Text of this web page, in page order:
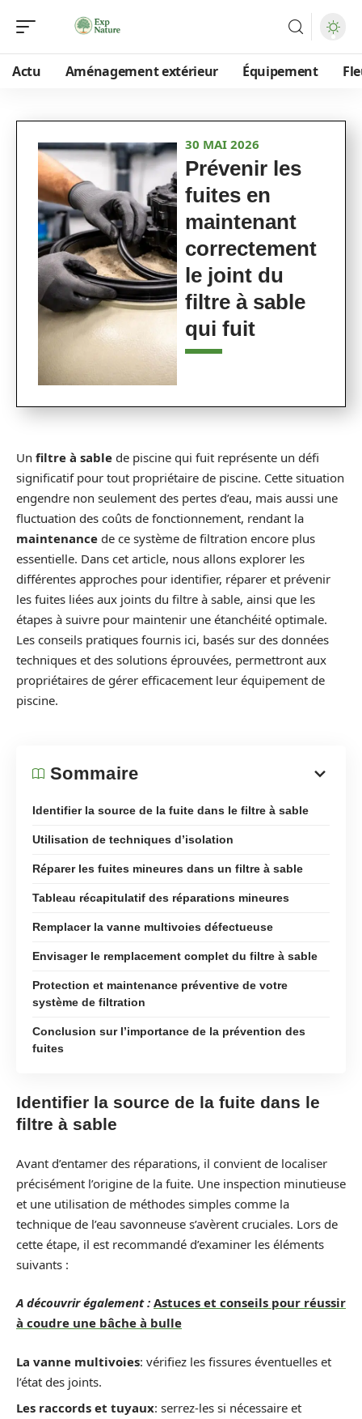
Actu Aménagement extérieur Équipement
30 MAI 2026
Prévenir les
fuites en
maintenant
correctement
le joint du
filtre à sable
qui fuit
Un filtre à sable de piscine qui fuit représente un défi
significatif pour tout propriétaire de piscine. Cette situation
engendre non seulement des pertes d’eau, mais aussi une
fluctuation des coûts de fonctionnement, rendant la
maintenance de ce système de filtration encore plus
essentielle. Dans cet article, nous allons explorer les
différentes approches pour identifier, réparer et prévenir
les fuites liées aux joints du filtre à sable, ainsi que les
étapes à suivre pour maintenir une étanchéité optimale.
Les conseils pratiques fournis ici, basés sur des données
techniques et des solutions éprouvées, permettront aux
propriétaires de gérer efficacement leur équipement de
piscine.
Sommaire
Identifier la source de la fuite dans le filtre à sable
Utilisation de techniques d’isolation
Réparer les fuites mineures dans un filtre à sable
Tableau récapitulatif des réparations mineures
Remplacer la vanne multivoies défectueuse
Envisager le remplacement complet du filtre à sable
Protection et maintenance préventive de votre
système de filtration
Conclusion sur l’importance de la prévention des
fuites
Identifier la source de la fuite dans le
filtre à sable
Avant d’entamer des réparations, il convient de localiser
précisément l’origine de la fuite. Une inspection minutieuse
et une utilisation de méthodes simples comme la
technique de l’eau savonneuse s’avèrent cruciales. Lors de
cette étape, il est recommandé d’examiner les éléments
suivants :
A découvrir également : Astuces et conseils pour réussir
à coudre une bâche à bulle
La vanne multivoies: vérifiez les fissures éventuelles et
l’état des joints.
Les raccords et tuyaux: serrez-les si nécessaire et